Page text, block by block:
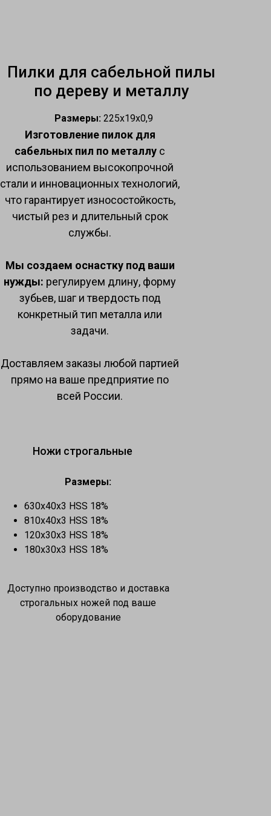
Пилки для сабельной пилы
по дереву и металлу
Размеры: 225х19х0,9
Изготовление пилок для
сабельных пил по металлу с
использованием высокопрочной
стали и инновационных технологий,
что гарантирует износостойкость,
чистый рез и длительный срок
службы.
Мы создаем оснастку под ваши
нужды: регулируем длину, форму
зубьев, шаг и твердость под
конкретный тип металла или
задачи.
Доставляем заказы любой партией
прямо на ваше предприятие по
всей России.
Ножи строгальные
Размеры:
630х40х3 HSS 18%
810x40x3 HSS 18%
120x30x3 HSS 18%
180x30x3 HSS 18%
Доступно производство и доставка
строгальных ножей под ваше
оборудование